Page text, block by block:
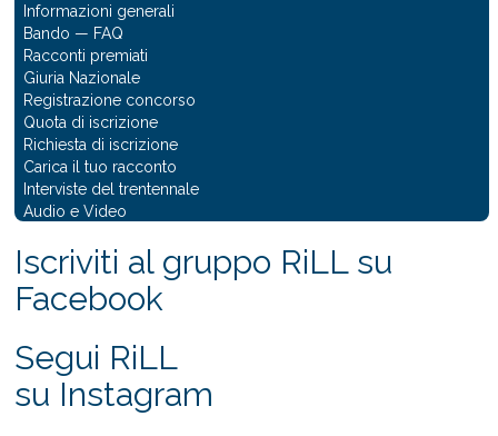
Informazioni generali
Bando — FAQ
Racconti premiati
Giuria Nazionale
Registrazione concorso
Quota di iscrizione
Richiesta di iscrizione
Carica il tuo racconto
Interviste del trentennale
Audio e Video
Iscriviti al gruppo RiLL su
Facebook
Segui RiLL
su Instagram